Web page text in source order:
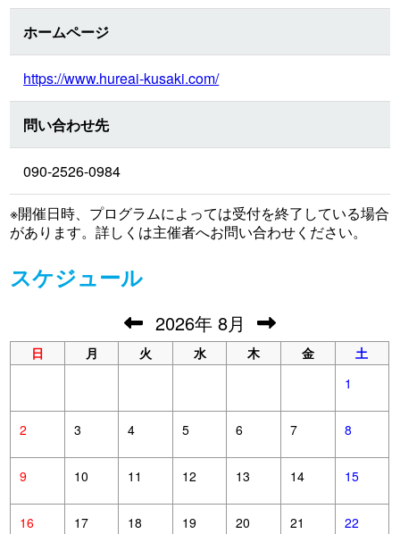
ホームページ
https://www.hureai-kusaki.com/
問い合わせ先
090-2526-0984
※開催日時、プログラムによっては受付を終了している場合
があります。詳しくは主催者へお問い合わせください。
スケジュール
2026年 8月
日 月 火 水 木 金
土
1
2 3 4 5 6 7 8
9 10 11 12 13 14 15
16 17 18 19 20 21 22